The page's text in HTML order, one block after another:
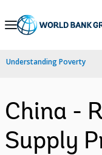
Skip
Navigation
Understanding Poverty
China -
Supply